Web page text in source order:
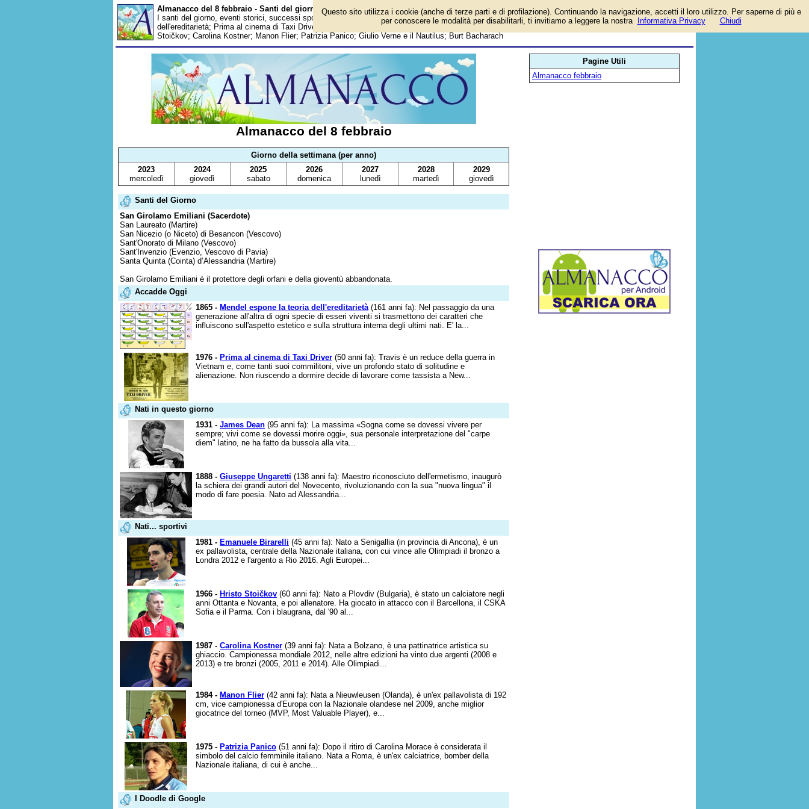
Almanacco del 8 febbraio - Santi del giorno
I santi del giorno, eventi storici, successi sportivi, anniversari e curiosità: Mendel espone la teoria
dell'ereditarietà; Prima al cinema di Taxi Driver; James Dean; Giuseppe Ungaretti; Emanuele Birarelli; Hristo
Stoičkov; Carolina Kostner; Manon Flier; Patrizia Panico; Giulio Verne e il Nautilus; Burt Bacharach
Almanacco del 8 febbraio
Giorno della settimana (per anno)
2023
mercoledì
2024
giovedì
2025
sabato
2026
domenica
2027
lunedì
2028
martedì
2029
giovedì
Santi del Giorno
San Girolamo Emiliani (Sacerdote)
San Laureato (Martire)
San Nicezio (o Niceto) di Besancon (Vescovo)
Sant'Onorato di Milano (Vescovo)
Sant'Invenzio (Evenzio, Vescovo di Pavia)
Santa Quinta (Cointa) d’Alessandria (Martire)
San Girolamo Emiliani è il protettore degli orfani e della gioventù abbandonata.
Accadde Oggi
1865 - Mendel espone la teoria dell'ereditarietà(161 anni fa): Nel passaggio da una
generazione all'altra di ogni specie di esseri viventi si trasmettono dei caratteri che
influiscono sull'aspetto estetico e sulla struttura interna degli ultimi nati. E' la...
1976 - Prima al cinema di Taxi Driver (50 anni fa): Travis è un reduce della guerra in
Vietnam e, come tanti suoi commilitoni, vive un profondo stato di solitudine e
alienazione. Non riuscendo a dormire decide di lavorare come tassista a New...
Nati in questo giorno
1931 - James Dean (95 anni fa): La massima «Sogna come se dovessi vivere per
sempre; vivi come se dovessi morire oggi», sua personale interpretazione del "carpe
diem" latino, ne ha fatto da bussola alla vita...
1888 - Giuseppe Ungaretti (138 anni fa): Maestro riconosciuto dell'ermetismo, inaugurò
la schiera dei grandi autori del Novecento, rivoluzionando con la sua "nuova lingua" il
modo di fare poesia. Nato ad Alessandria...
Nati... sportivi
1981 - Emanuele Birarelli (45 anni fa): Nato a Senigallia (in provincia di Ancona), è un
ex pallavolista, centrale della Nazionale italiana, con cui vince alle Olimpiadi il bronzo a
Londra 2012 e l'argento a Rio 2016. Agli Europei...
1966 - Hristo Stoičkov (60 anni fa): Nato a Plovdiv (Bulgaria), è stato un calciatore negli
anni Ottanta e Novanta, e poi allenatore. Ha giocato in attacco con il Barcellona, il CSKA
Sofia e il Parma. Con i blaugrana, dal '90 al...
1987 - Carolina Kostner (39 anni fa): Nata a Bolzano, è una pattinatrice artistica su
ghiaccio. Campionessa mondiale 2012, nelle altre edizioni ha vinto due argenti (2008 e
2013) e tre bronzi (2005, 2011 e 2014). Alle Olimpiadi...
1984 - Manon Flier (42 anni fa): Nata a Nieuwleusen (Olanda), è un'ex pallavolista di 192
cm, vice campionessa d'Europa con la Nazionale olandese nel 2009, anche miglior
giocatrice del torneo (MVP, Most Valuable Player), e...
1975 - Patrizia Panico (51 anni fa): Dopo il ritiro di Carolina Morace è considerata il
simbolo del calcio femminile italiano. Nata a Roma, è un'ex calciatrice, bomber della
Nazionale italiana, di cui è anche...
I Doodle di Google
Pagine Utili
Almanacco febbraio
Questo sito utilizza i cookie (anche di terze parti e di profilazione). Continuando la navigazione, accetti il loro utilizzo. Per saperne di più e
per conoscere le modalità per disabilitarli, ti invitiamo a leggere la nostra
Informativa Privacy Chiudi